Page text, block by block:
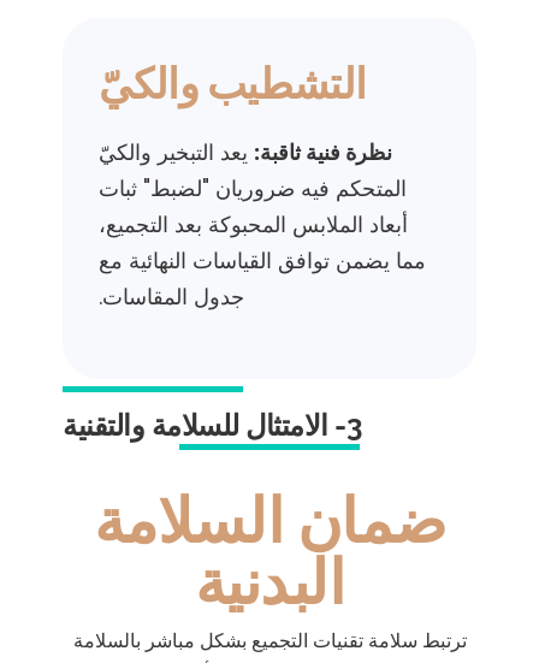
التشطيب والكيّ
نظرة فنية ثاقبة: يعد التبخير والكيّ
المتحكم فيه ضروريان "لضبط" ثبات
أبعاد الملابس المحبوكة بعد التجميع،
مما يضمن توافق القياسات النهائية مع
جدول المقاسات.
3- الامتثال للسلامة والتقنية
ضمان السلامة
البدنية
ترتبط سلامة تقنيات التجميع بشكل مباشر بالسلامة